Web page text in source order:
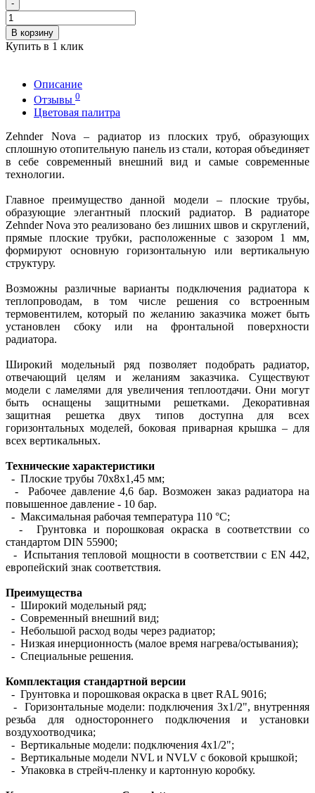
-
В корзину
Купить в 1 клик
Описание
Отзывы 0
Цветовая палитра
Zehnder Nova – радиатор из плоских труб, образующих
сплошную отопительную панель из стали, которая объединяет
в себе современный внешний вид и самые современные
технологии.
Главное преимущество данной модели – плоские трубы,
образующие элегантный плоский радиатор. В радиаторе
Zehnder Nova это реализовано без лишних швов и скруглений,
прямые плоские трубки, расположенные с зазором 1 мм,
формируют основную горизонтальную или вертикальную
структуру.
Возможны различные варианты подключения радиатора к
теплопроводам, в том числе решения со встроенным
термовентилем, который по желанию заказчика может быть
установлен сбоку или на фронтальной поверхности
радиатора.
Широкий модельный ряд позволяет подобрать радиатор,
отвечающий целям и желаниям заказчика. Существуют
модели с ламелями для увеличения теплоотдачи. Они могут
быть оснащены защитными решетками. Декоративная
защитная решетка двух типов доступна для всех
горизонтальных моделей, боковая приварная крышка – для
всех вертикальных.
Технические характеристики
- Плоские трубы 70х8х1,45 мм;
- Рабочее давление 4,6 бар. Возможен заказ радиатора на
повышенное давление - 10 бар.
- Максимальная рабочая температура 110 °С;
- Грунтовка и порошковая окраска в соответствии со
стандартом DIN 55900;
- Испытания тепловой мощности в соответствии с EN 442,
европейский знак соответствия.
Преимущества
- Широкий модельный ряд;
- Современный внешний вид;
- Небольшой расход воды через радиатор;
- Низкая инерционность (малое время нагрева/остывания);
- Специальные решения.
Комплектация стандартной версии
- Грунтовка и порошковая окраска в цвет RAL 9016;
- Горизонтальные модели: подключения 3х1/2", внутренняя
резьба для одностороннего подключения и установки
воздухоотводчика;
- Вертикальные модели: подключения 4х1/2";
- Вертикальные модели NVL и NVLV с боковой крышкой;
- Упаковка в стрейч-пленку и картонную коробку.